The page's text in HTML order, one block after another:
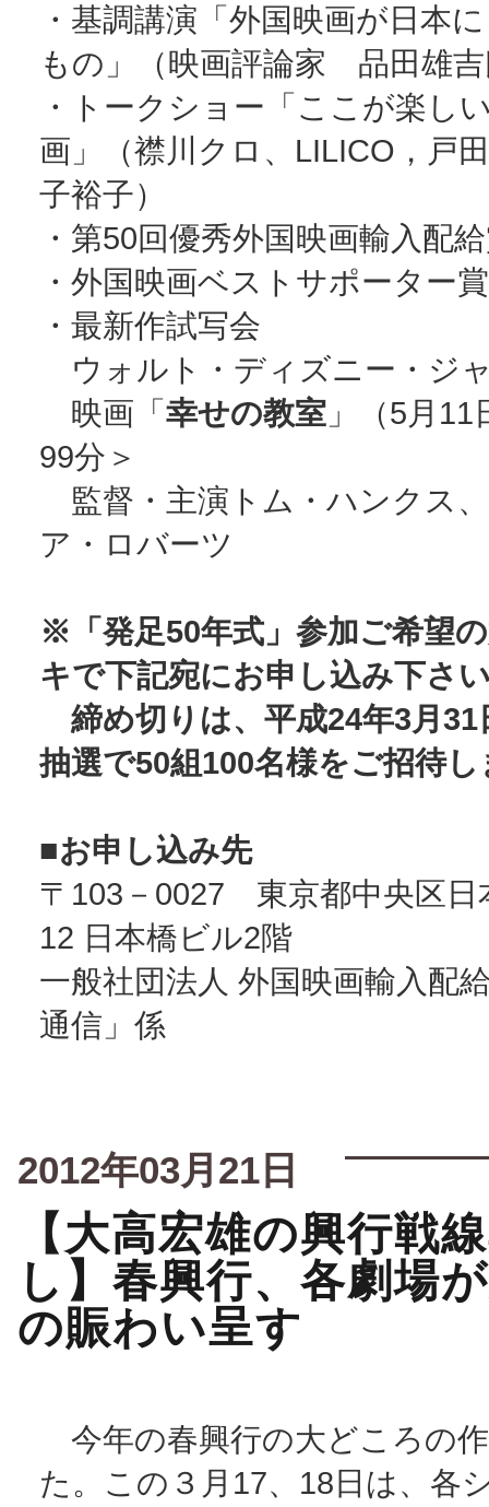
・基調講演「外国映画が日本
もの」（映画評論家 品田雄
・トークショー「ここが楽し
画」（襟川クロ、LILICO，戸
子裕子）
・第50回優秀外国映画輸入配
・外国映画ベストサポーター
・最新作試写会
ウォルト・ディズニー・ジ
映画「 幸せの教室 」（5月
99分＞
監督・主演トム・ハンクス
ア・ロバーツ
※「発足50年式」参加ご希望
キで下記宛にお申し込み下さ
締め切りは、平成24年3月31
抽選で50組100名様をご招待し
■お申し込み先
〒103－0027 東京都中央区日
12 日本橋ビル2階
一般社団法人 外国映画輸入配
通信」係
2012年03月21日
【大高宏雄の興行戦
し】春興行、各劇場
の賑わい呈す
今年の春興行の大どころの
た。この３月17、18日は、各